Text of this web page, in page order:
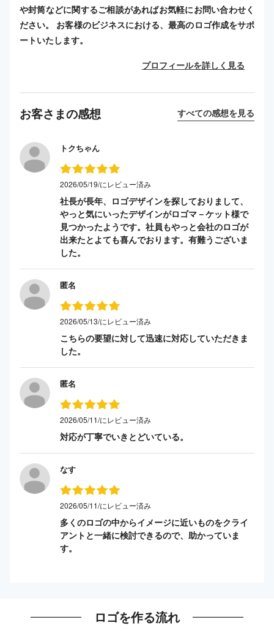
や封筒などに関するご相談があればお気軽にお問い合わせく
ださい。 お客様のビジネスにおける、最高のロゴ作成をサポ
ートいたします。
プロフィールを詳しく見る
お客さまの感想 すべての感想を見る
トクちゃん
2026/05/19/にレビュー済み
社長が長年、ロゴデザインを探しておりまして、
やっと気にいったデザインがロゴマ－ケット様で
見つかったようです。社員もやっと会社のロゴが
出来たとよても喜んでおります。有難うございま
した。
匿名
2026/05/13/にレビュー済み
こちらの要望に対して迅速に対応していただきま
した。
匿名
2026/05/11/にレビュー済み
対応が丁寧でいきとどいている。
なす
2026/05/11/にレビュー済み
多くのロゴの中からイメージに近いものをクライ
アントと一緒に検討できるので、助かっていま
す。
ロゴを作る流れ